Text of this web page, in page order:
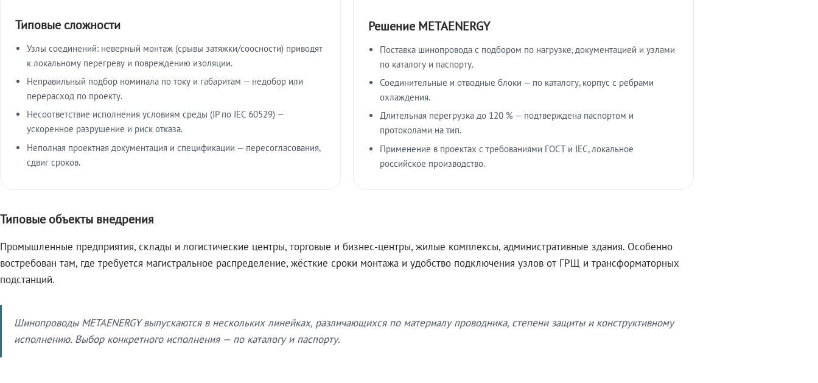
Типовые сложности
Узлы соединений: неверный монтаж (срывы затяжки/соосности) приводят
к локальному перегреву и повреждению изоляции.
Неправильный подбор номинала по току и габаритам — недобор или
перерасход по проекту.
Несоответствие исполнения условиям среды (IP по IEC 60529) —
ускоренное разрушение и риск отказа.
Неполная проектная документация и спецификации — пересогласования,
сдвиг сроков.
Решение METAENERGY
Поставка шинопровода с подбором по нагрузке, документацией и узлами
по каталогу и паспорту.
Соединительные и отводные блоки — по каталогу, корпус с рёбрами
охлаждения.
Длительная перегрузка до 120 % — подтверждена паспортом и
протоколами на тип.
Применение в проектах с требованиями ГОСТ и IEC, локальное
российское производство.
Типовые объекты внедрения
Промышленные предприятия, склады и логистические центры, торговые и бизнес-центры, жилые комплексы, административные здания. Особенно
востребован там, где требуется магистральное распределение, жёсткие сроки монтажа и удобство подключения узлов от ГРЩ и трансформаторных
подстанций.
Шинопроводы METAENERGY выпускаются в нескольких линейках, различающихся по материалу проводника, степени защиты и конструктивному
исполнению. Выбор конкретного исполнения — по каталогу и паспорту.